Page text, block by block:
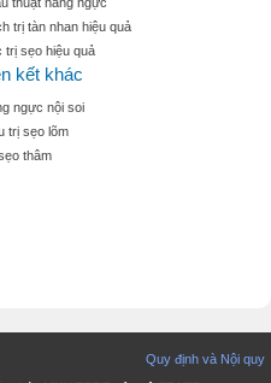
trị tàn nhan hiệu quả
trị sẹo hiệu quả
kết khác
ngực nội soi
trị sẹo lõm
thâm
Quy định và Nội quy